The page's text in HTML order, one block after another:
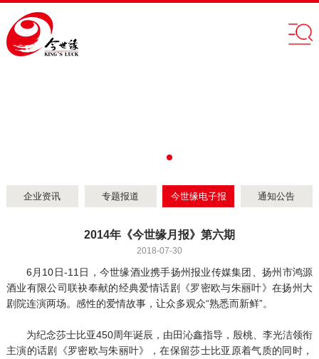
企业资讯 专题报道 今世缘电子报 通知公告
2014年《今世缘月报》第六期
2018-07-30
6月10日-11日，今世缘酒业携手扬州报业传媒集团、扬州市鸿源
酒业有限公司联袂奉献的经典爱情话剧《罗密欧与朱丽叶》在扬州大
剧院连演两场。感性的爱情故事，让众多观众“熟悉而新鲜”。
为纪念莎士比亚450周年诞辰，由田沁鑫指导，殷桃、李光洁领衔
主演的话剧《罗密欧与朱丽叶》，在保留莎士比亚原着气质的同时，